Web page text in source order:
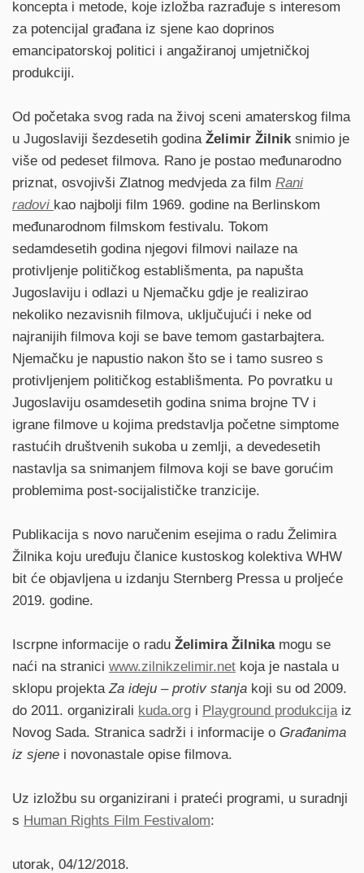
koncepta i metode, koje izložba razrađuje s interesom
za potencijal građana iz sjene kao doprinos
emancipatorskoj politici i angažiranoj umjetničkoj
produkciji.
Od početaka svog rada na živoj sceni amaterskog filma
u Jugoslaviji šezdesetih godina Želimir Žilnik snimio je
više od pedeset filmova. Rano je postao međunarodno
priznat, osvojivši Zlatnog medvjeda za film Rani
radovi kao najbolji film 1969. godine na Berlinskom
međunarodnom filmskom festivalu. Tokom
sedamdesetih godina njegovi filmovi nailaze na
protivljenje političkog establišmenta, pa napušta
Jugoslaviju i odlazi u Njemačku gdje je realizirao
nekoliko nezavisnih filmova, uključujući i neke od
najranijih filmova koji se bave temom gastarbajterа.
Njemačku je napustio nakon što se i tamo susreo s
protivljenjem političkog establišmenta. Po povratku u
Jugoslaviju osamdesetih godina snima brojne TV i
igrane filmove u kojima predstavlja početne simptome
rastućih društvenih sukoba u zemlji, a devedesetih
nastavlja sa snimanjem filmova koji se bave gorućim
problemima post-socijalističke tranzicije.
Publikacija s novo naručenim esejima o radu Želimira
Žilnika koju uređuju članice kustoskog kolektiva WHW
bit će objavljena u izdanju Sternberg Pressa u proljeće
2019. godine.
Iscrpne informacije o radu Želimira Žilnikamogu se
naći na stranici www.zilnikzelimir.net koja je nastala u
sklopu projekta Za ideju – protiv stanja koji su od 2009.
do 2011. organizirali kuda.org i Playground produkcija iz
Novog Sada. Stranica sadrži i informacije o Građanima
iz sjene i novonastale opise filmova.
Uz izložbu su organizirani i prateći programi, u suradnji
s Human Rights Film Festivalom:
utorak, 04/12/2018.